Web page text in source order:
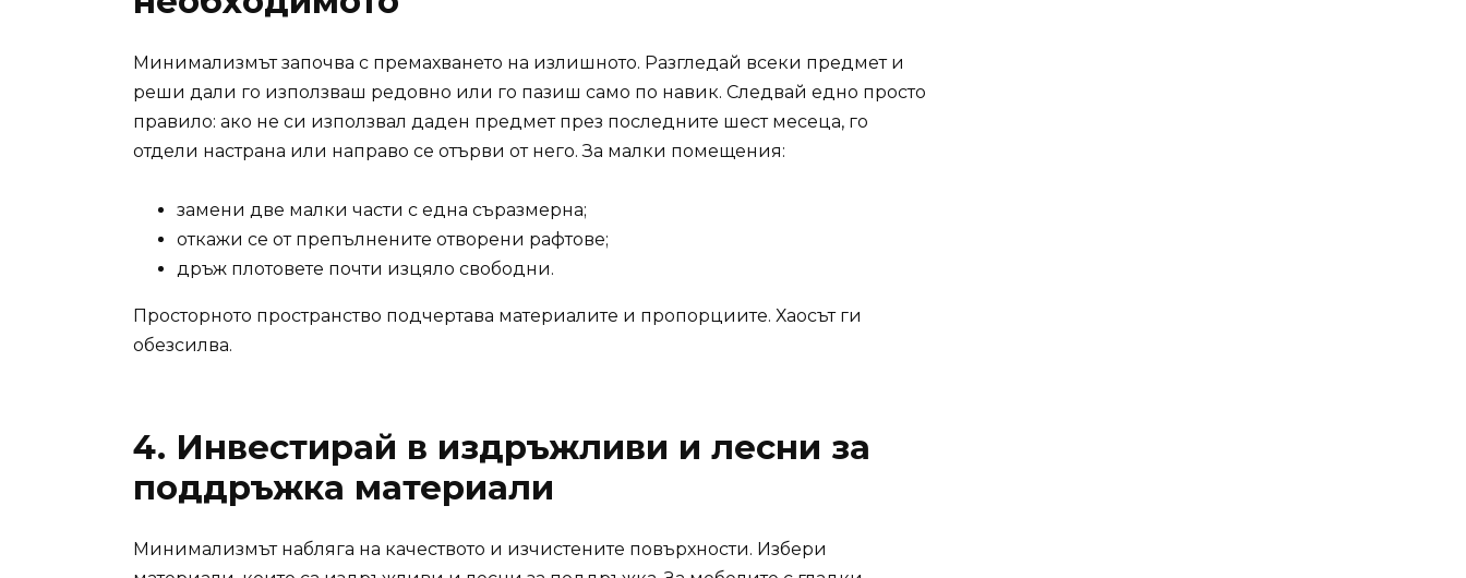
Минимализмът започва с премахването на излишното. Разгледай всеки предмет и
реши дали го използваш редовно или го пазиш само по навик. Следвай едно просто
правило: ако не си използвал даден предмет през последните шест месеца, го
отдели настрана или направо се отърви от него. За малки помещения:
замени две малки части с една съразмерна;
откажи се от препълнените отворени рафтове;
дръж плотовете почти изцяло свободни.
Просторното пространство подчертава материалите и пропорциите. Хаосът ги
обезсилва.
4. Инвестирай в издръжливи и лесни за
поддръжка материали
Минимализмът набляга на качеството и изчистените повърхности. Избери